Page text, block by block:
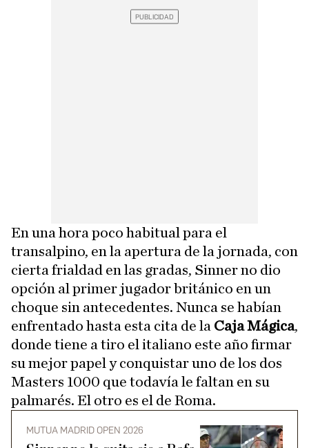
En una hora poco habitual para el
transalpino, en la apertura de la jornada, con
cierta frialdad en las gradas, Sinner no dio
opción al primer jugador británico en un
choque sin antecedentes. Nunca se habían
enfrentado hasta esta cita de la Caja Mágica,
donde tiene a tiro el italiano este año firmar
su mejor papel y conquistar uno de los dos
Masters 1000 que todavía le faltan en su
palmarés. El otro es el de Roma.
MUTUA MADRID OPEN 2026